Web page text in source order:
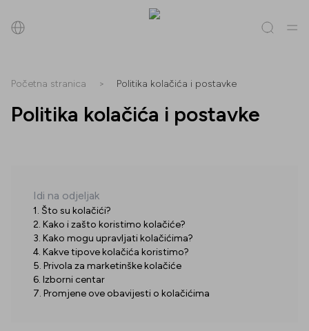
Sve( 0) Trgovine(0) Popusti( 0 Događanja (0)
Popusti
Događanja
Početna stranica > Politika kolačića i postavke
Politika kolačića i postavke
Idi na odjeljak
1. Što su kolačići?
2. Kako i zašto koristimo kolačiće?
3. Kako mogu upravljati kolačićima?
4. Kakve tipove kolačića koristimo?
5. Privola za marketinške kolačiće
6. Izborni centar
7. Promjene ove obavijesti o kolačićima